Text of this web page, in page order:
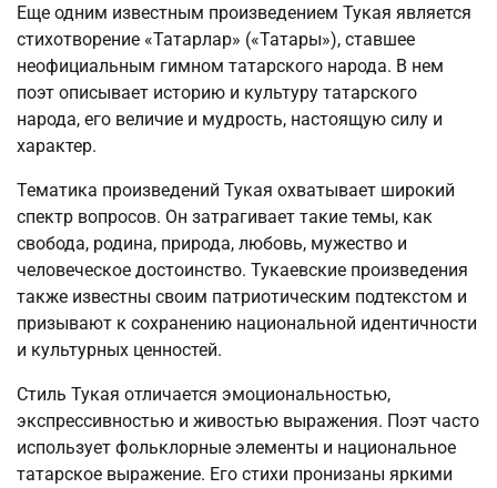
Еще одним известным произведением Тукая является
стихотворение «Татарлар» («Татары»), ставшее
неофициальным гимном татарского народа. В нем
поэт описывает историю и культуру татарского
народа, его величие и мудрость, настоящую силу и
характер.
Тематика произведений Тукая охватывает широкий
спектр вопросов. Он затрагивает такие темы, как
свобода, родина, природа, любовь, мужество и
человеческое достоинство. Тукаевские произведения
также известны своим патриотическим подтекстом и
призывают к сохранению национальной идентичности
и культурных ценностей.
Стиль Тукая отличается эмоциональностью,
экспрессивностью и живостью выражения. Поэт часто
использует фольклорные элементы и национальное
татарское выражение. Его стихи пронизаны яркими